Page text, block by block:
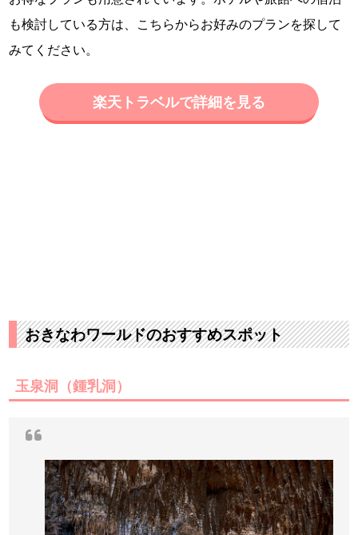
も検討している方は、こちらからお好みのプランを探して
みてください。
楽天トラベルで詳細を見る
おきなわワールドのおすすめスポット
玉泉洞（鍾乳洞）